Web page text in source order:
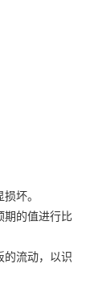
坏。
期的值进行比
的流动，以识